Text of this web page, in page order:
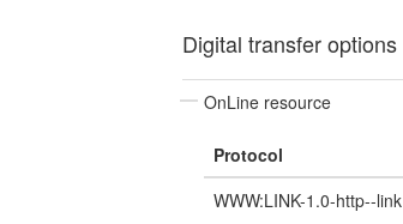
Digital transfer options
OnLine resource
Protocol
WWW:LINK-1.0-http--link